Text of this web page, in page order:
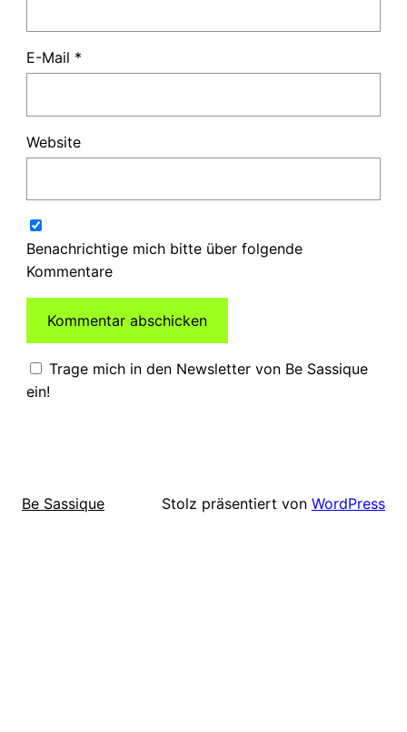
E-Mail *
Website
Benachrichtige mich bitte über folgende
Kommentare
Trage mich in den Newsletter von Be Sassique
ein!
Be Sassique Stolz präsentiert von WordPress